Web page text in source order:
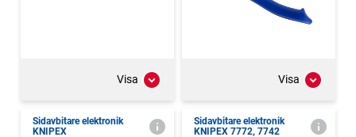
Visa Visa
Sidavbitare elektronik
KNIPEX
Sidavbitare elektronik
KNIPEX 7772, 7742